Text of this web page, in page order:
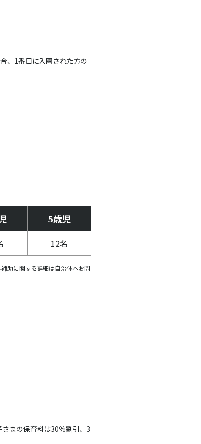
、1番目に入園された方の
5歳児
12名
助に関する詳細は自治体へお問
まの保育料は30％割引、3